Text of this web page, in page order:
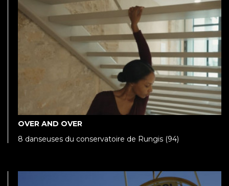
OVER AND OVER
8 danseuses du conservatoire de Rungis (94)